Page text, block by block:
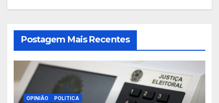
Postagem Mais Recentes
OPINIÃO POLITICA